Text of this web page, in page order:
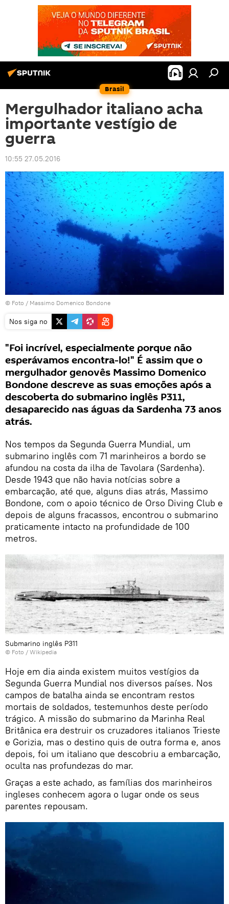
Brasil
Mergulhador italiano acha
importante vestígio de
guerra
10:55 27.05.2016
© Foto / Massimo Domenico Bondone
Nos siga no
"Foi incrível, especialmente porque não
esperávamos encontra-lo!" É assim que o
mergulhador genovês Massimo Domenico
Bondone descreve as suas emoções após a
descoberta do submarino inglês P311,
desaparecido nas águas da Sardenha 73 anos
atrás.
Nos tempos da Segunda Guerra Mundial, um
submarino inglês com 71 marinheiros a bordo se
afundou na costa da ilha de Tavolara (Sardenha).
Desde 1943 que não havia notícias sobre a
embarcação, até que, alguns dias atrás, Massimo
Bondone, com o apoio técnico de Orso Diving Club e
depois de alguns fracassos, encontrou o submarino
praticamente intacto na profundidade de 100
metros.
Submarino inglês P311
© Foto / Wikipedia
Hoje em dia ainda existem muitos vestígios da
Segunda Guerra Mundial nos diversos países. Nos
campos de batalha ainda se encontram restos
mortais de soldados, testemunhos deste período
trágico. A missão do submarino da Marinha Real
Britânica era destruir os cruzadores italianos Trieste
e Gorizia, mas o destino quis de outra forma e, anos
depois, foi um italiano que descobriu a embarcação,
oculta nas profundezas do mar.
Graças a este achado, as famílias dos marinheiros
ingleses conhecem agora o lugar onde os seus
parentes repousam.